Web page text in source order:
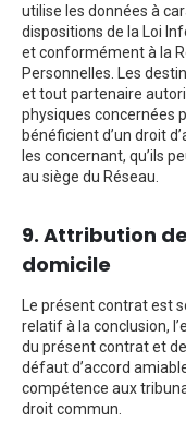
utilise les données à
dispositions de la Loi
et conformément à la
Personnelles. Les
et tout partenaire
physiques concernées
bénéficient d’un droit
les concernant, qu’ils
au siège du Réseau.
9. Attribution
domicile
Le présent contrat est
relatif à la conclusion,
du présent contrat et
défaut d’accord
compétence aux
droit commun.